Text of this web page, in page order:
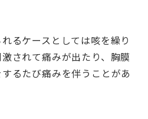
るケースとしては咳を繰り
されて痛みが出たり、胸膜
るたび痛みを伴うことがあ